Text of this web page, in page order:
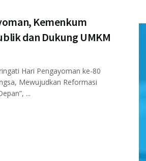
Kemenkum
dan Dukung UMKM
Hari Pengayoman ke-80
Mewujudkan Reformasi
...